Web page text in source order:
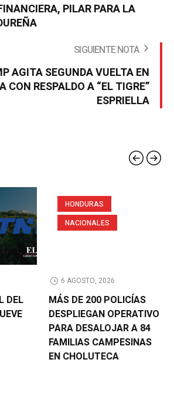
PILAR PARA LA
SIGUIENTE NOTA
AGITA SEGUNDA VUELTA EN
CON RESPALDO A “EL TIGRE”
ESPRIELLA
DEL
HONDURAS
NACIONALES
6 AGOSTO, 2026
MÁS DE 200 POLICÍAS
DESPLIEGAN OPERATIVO
PARA DESALOJAR A 84
FAMILIAS CAMPESINAS
EN CHOLUTECA